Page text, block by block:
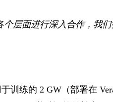
层面进行深入合作，我
训练的 2 GW（部署在